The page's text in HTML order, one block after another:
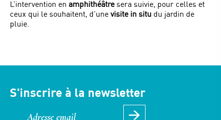
L’intervention en amphithéâtre sera suivie, pour celles et
ceux qui le souhaitent, d’une visite in situ du jardin de
pluie.
S'inscrire à la newsletter